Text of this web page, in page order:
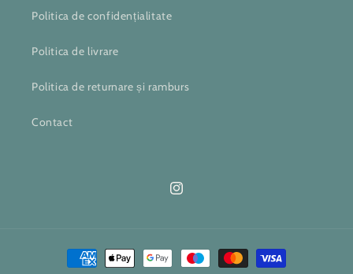
Politica de confidențialitate
Politica de livrare
Politica de returnare și ramburs
Contact
Instagram
Metode